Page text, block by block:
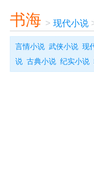
书海 > 现代小说
言情小说 武侠小说 现
说 古典小说 纪实小说